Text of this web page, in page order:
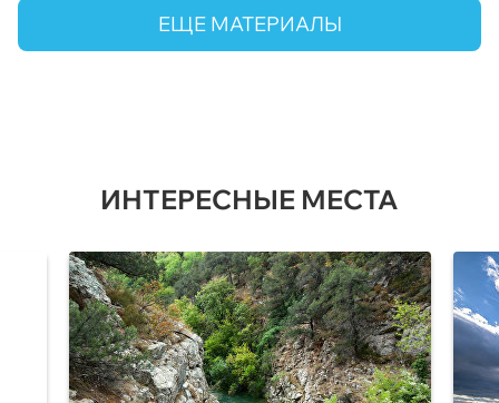
ЕЩЕ МАТЕРИАЛЫ
ИНТЕРЕСНЫЕ МЕСТА